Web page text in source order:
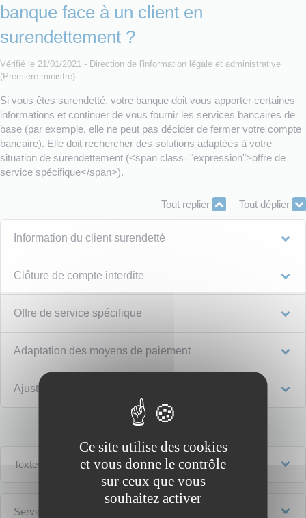
banque face à un client en
surendettement ?
Vérifié le 21/01/2021 - Direction de l'information légale et administrative
(Première ministre)
Si vous êtes surendetté, votre banque doit vous apporter certaines
informations et continuer de vous fournir les services bancaires de
base (par exemple, elle ne peut pas décider de fermer votre compte
bancaire). Elle doit rechercher des solutions adaptées à votre
situation de surendettement (<span class="expression">offre de
service spécifique</span>).
Tout replier Tout déplier
Information du client surendetté
Clôture de compte interdite
Offre de service spécifique
Adaptation des moyens de paiement
Ajustement de l'autorisation de découvert
Textes de référence
Services en ligne et formulaires
Ce site utilise des cookies
et vous donne le contrôle
sur ceux que vous
souhaitez activer